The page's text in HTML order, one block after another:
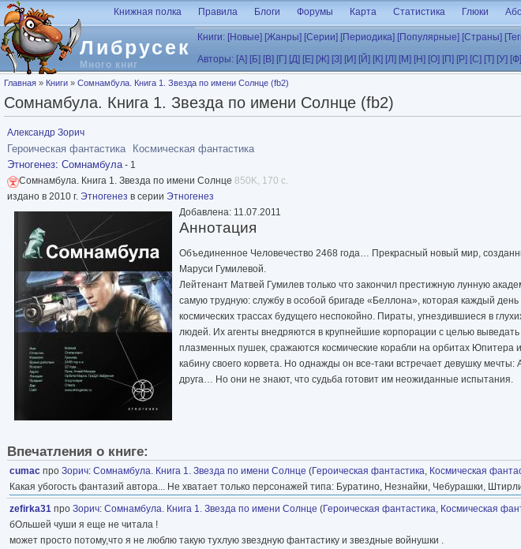
Перейти к основному содержанию
Либрусек
Много книг
Книжная полка Правила Блоги Форумы Карта Статистика Глюки
Книги: [Новые] [Жанры] [Серии] [Периодика] [Популярные] [Страны]
Авторы: [А] [Б] [В] [Г] [Д] [Е] [Ж] [З] [И] [Й] [К] [Л] [М] [Н] [О] [П] [Р] [С] [Т] [У] [Ф]
Вы здесь
Главная » Книги » Сомнамбула. Книга 1. Звезда по имени Солнце (fb2)
Сомнамбула. Книга 1. Звезда по имени Солнце (fb2)
Александр Зорич
Героическая фантастика
Космическая фантастика
Этногенез: Сомнамбула- 1
Сомнамбула. Книга 1. Звезда по имени Солнце 850K, 170 с.
издано в 2010 г. Этногенез в серии Этногенез
Добавлена: 11.07.2011
Аннотация
Объединенное Человечество 2468 года… Прекрасный новый мир,
Маруси Гумилевой.
Лейтенант Матвей Гумилев только что закончил престижную лунную
самую трудную: службу в особой бригаде «Беллона», которая каждый
космических трассах будущего неспокойно. Пираты, угнездившиеся в
людей. Их агенты внедряются в крупнейшие корпорации с целью
плазменных пушек, сражаются космические корабли на орбитах Юпитера
кабину своего корвета. Но однажды он все-таки встречает девушку
друга… Но они не знают, что судьба готовит им неожиданные испытания.
Впечатления о книге:
cumac про Зорич: Сомнамбула. Книга 1. Звезда по имени Солнце (Героическая фантастика, Космическая
Какая убогость фантазий автора... Не хватает только персонажей типа: Буратино, Незнайки, Чебурашки,
zefirka31 про Зорич: Сомнамбула. Книга 1. Звезда по имени Солнце (Героическая фантастика, Космическая
бОльшей чуши я еще не читала !
может просто потому,что я не люблю такую тухлую звездную фантастику и звездные войнушки .